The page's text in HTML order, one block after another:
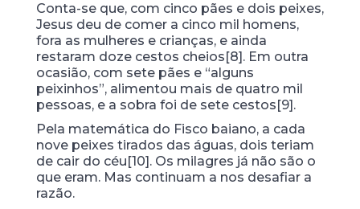
Conta-se que, com cinco pães e dois peixes,
Jesus deu de comer a cinco mil homens,
fora as mulheres e crianças, e ainda
restaram doze cestos cheios[8]. Em outra
ocasião, com sete pães e “alguns
peixinhos”, alimentou mais de quatro mil
pessoas, e a sobra foi de sete cestos[9].
Pela matemática do Fisco baiano, a cada
nove peixes tirados das águas, dois teriam
de cair do céu[10]. Os milagres já não são o
que eram. Mas continuam a nos desafiar a
razão.